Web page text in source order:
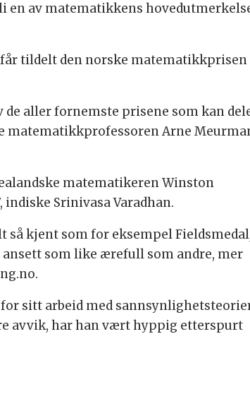
en av matematikkens
tildelt den norske matematikkprisen
de aller fornemste prisene som kan
matematikkprofessoren Arne
matematikeren Winston
Srinivasa Varadhan.
så kjent som for eksempel
som like ærefull som andre, mer
sitt arbeid med
avvik, har han vært hyppig etterspurt